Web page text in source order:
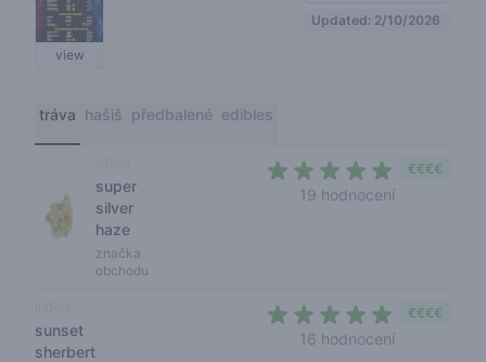
view
Updated: 2/10/2026
tráva hašiš předbalené edibles
super
silver
haze
značka
obchodu
19 hodnocení
€€€€
sunset
sherbert
16 hodnocení
€€€€